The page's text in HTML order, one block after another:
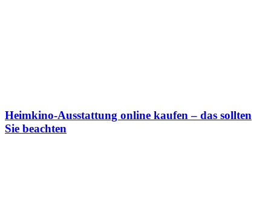
Heimkino-Ausstattung online kaufen – das sollten
Sie beachten